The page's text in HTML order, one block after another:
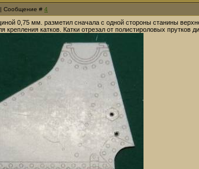
| Сообщение # 4
0,75 мм. разметил сначала с одной стороны станины
крепления катков. Катки отрезал от полистироловых